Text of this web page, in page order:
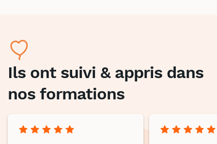
Ils ont suivi & appris dans
nos formations